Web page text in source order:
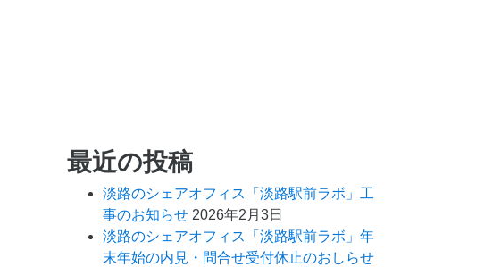
最近の投稿
淡路のシェアオフィス「淡路駅前ラボ」工
事のお知らせ 2026年2月3日
淡路のシェアオフィス「淡路駅前ラボ」年
末年始の内見・問合せ受付休止のおしらせ